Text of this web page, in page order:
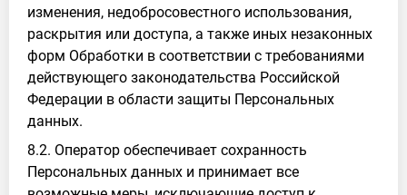
изменения, недобросовестного использования,
раскрытия или доступа, а также иных незаконных
форм Обработки в соответствии с требованиями
действующего законодательства Российской
Федерации в области защиты Персональных
данных.
8.2. Оператор обеспечивает сохранность
Персональных данных и принимает все